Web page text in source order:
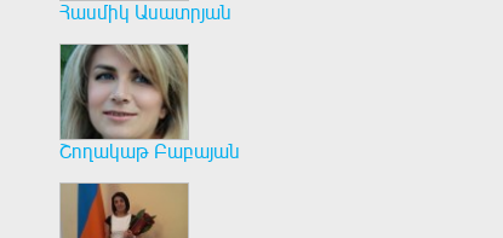
Հասմիկ Ասատրյան
Շողակաթ Բաբայան